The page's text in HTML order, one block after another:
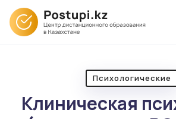
Психологические
Клиническая